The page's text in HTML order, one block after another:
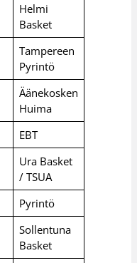
Helmi
Basket
Tampereen
Pyrintö
Äänekosken
Huima
EBT
Ura Basket
/ TSUA
Pyrintö
Sollentuna
Basket